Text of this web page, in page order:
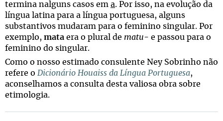
termina nalguns casos em a. Por isso, na evolução da
língua latina para a língua portuguesa, alguns
substantivos mudaram para o feminino singular. Por
exemplo, mata era o plural de matu- e passou para o
feminino do singular.
Como o nosso estimado consulente Ney Sobrinho não
refere o Dicionário Houaiss da Língua Portuguesa,
aconselhamos a consulta desta valiosa obra sobre
etimologia.